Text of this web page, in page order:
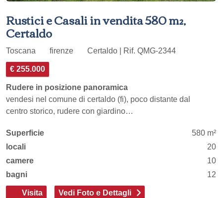
Rustici e Casali in vendita 580 m²,
Certaldo
Toscana firenze Certaldo | Rif. QMG-2344
€ 255.000
Rudere in posizione panoramica
vendesi nel comune di certaldo (fi), poco distante dal
centro storico, rudere con giardino…
Superficie
580 m²
locali
20
camere
10
bagni
12
Visita Vedi Foto e Dettagli